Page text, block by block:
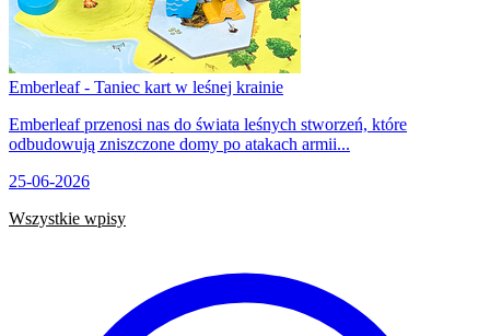
Emberleaf - Taniec kart w leśnej krainie
Emberleaf przenosi nas do świata leśnych stworzeń, które
odbudowują zniszczone domy po atakach armii...
25-06-2026
Wszystkie wpisy